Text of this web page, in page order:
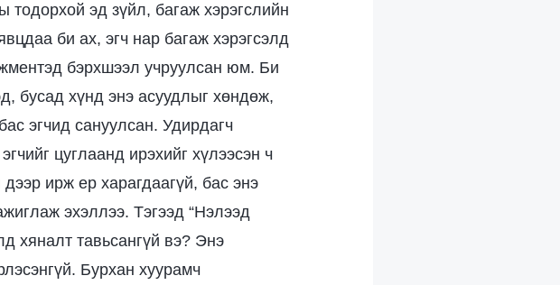
эд зүйл, багаж хэрэгслийн
би ах, эгч нар багаж хэрэгсэлд
бэрхшээл учруулсан юм. Би
бусад хүнд энэ асуудлыг хөндөж,
эгчид сануулсан. Удирдагч
цуглаанд ирэхийг хүлээсэн ч
дээр ирж ер харагдаагүй, бас энэ
эхэллээ. Тэгээд “Нэлээд
хяналт тавьсангүй вэ? Энэ
Бурхан хуурамч